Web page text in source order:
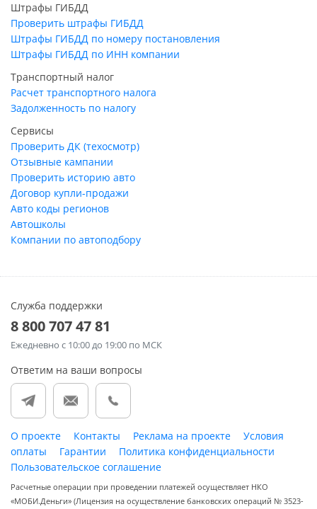
Штрафы ГИБДД
Проверить штрафы ГИБДД
Штрафы ГИБДД по номеру постановления
Штрафы ГИБДД по ИНН компании
Транспортный налог
Расчет транспортного налога
Задолженность по налогу
Сервисы
Проверить ДК (техосмотр)
Отзывные кампании
Проверить историю авто
Договор купли-продажи
Авто коды регионов
Автошколы
Компании по автоподбору
Служба поддержки
8 800 707 47 81
Ежедневно с 10:00 до 19:00 по МСК
Ответим на ваши вопросы
О проекте Контакты Реклама на проекте
Условия
оплаты
Гарантии
Политика конфиденциальности
Пользовательское соглашение
Расчетные операции при проведении платежей осуществляет НКО
«МОБИ.Деньги» (Лицензия на осуществление банковских операций № 3523-